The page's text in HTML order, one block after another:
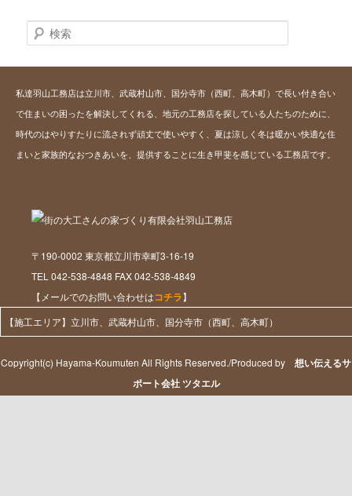
検
索
私達羽山工務店は立川市、武蔵村山市、国分寺市（西町、高木町）で長い付き合い
で住まいの困ったを解決してくれる、地元の工務店を探している人たちのために、
時代のはやりすたりに流されず頑丈で使いやすく、夏は涼しく冬は暖かい快適な住
まいと家族的なおつきあいを、提供することに生き甲斐を感じている工務店です。
〒190-0002 東京都立川市幸町3-16-19
TEL 042-538-4848 FAX 042-538-4849
【メールでのお問い合わせはコチラ】
【施工エリア】立川市、武蔵村山市、国分寺市（西町、高木町）
Copyright(c) Hayama-Koumuten All Rights Reserved./Produced by 想い伝えるサ
ポート会社 ツタエル